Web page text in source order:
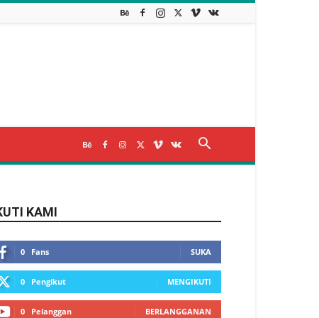
KAMI
0 Fans SUKA
0 Pengikut MENGIKUTI
0 Pelanggan BERLANGGANAN